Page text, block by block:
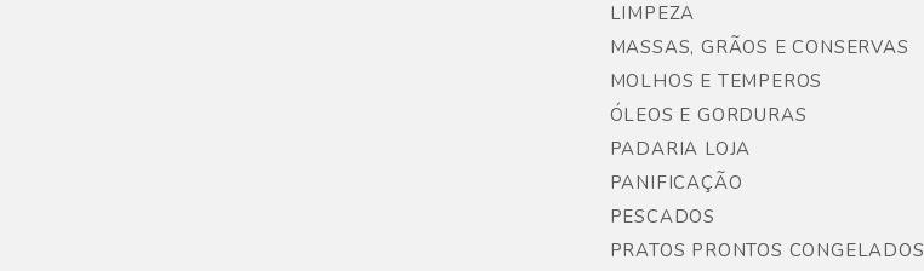
LIMPEZA
MASSAS, GRÃOS E CONSERVAS
MOLHOS E TEMPEROS
ÓLEOS E GORDURAS
PADARIA LOJA
PANIFICAÇÃO
PESCADOS
PRATOS PRONTOS CONGELADOS